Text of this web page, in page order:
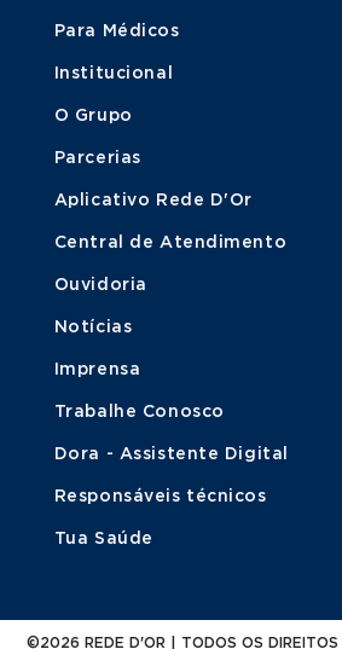
Para Médicos
Institucional
O Grupo
Parcerias
Aplicativo Rede D'Or
Central de Atendimento
Ouvidoria
Notícias
Imprensa
Trabalhe Conosco
Dora - Assistente Digital
Responsáveis técnicos
Tua Saúde
©2026 REDE D'OR | TODOS OS DIREITOS